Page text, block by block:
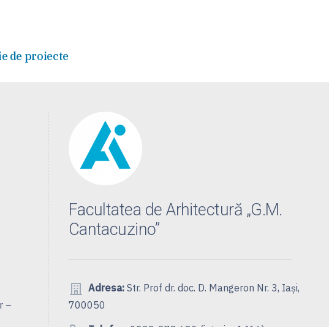
de proiecte
–
Facultatea de Arhitectură „G.M.
Cantacuzino”
Adresa:Str. Prof dr. doc. D. Mangeron Nr. 3, Iași,
700050